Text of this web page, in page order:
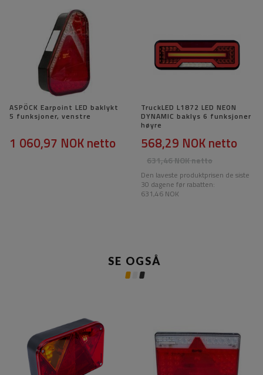
ASPÖCK Earpoint LED baklykt
5 funksjoner, venstre
1 060,97 NOKnetto
TruckLED L1872 LED NEON
DYNAMIC baklys 6 funksjoner
høyre
631,46 NOKnetto
568,29 NOKnetto
Den laveste produktprisen de siste
30 dagene før rabatten:
631,46 NOK
SE OGSÅ